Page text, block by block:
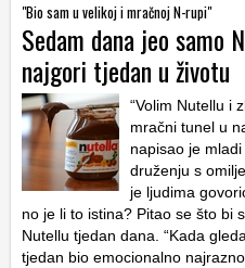
"Bio sam u velikoj i mračnoj N-rupi"
Sedam dana jeo samo
najgori tjedan u životu
“Volim Nutellu i
mračni tunel u
napisao je
druženju s
je ljudima
no je li to istina? Pitao se što bi
Nutellu tjedan dana. “Kada
tjedan bio emocionalno